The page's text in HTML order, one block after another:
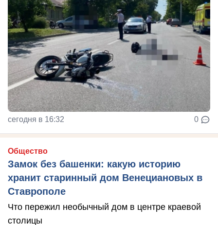
сегодня в 16:32 0
Общество
Замок без башенки: какую историю
хранит старинный дом Венециановых в
Ставрополе
Что пережил необычный дом в центре краевой
столицы